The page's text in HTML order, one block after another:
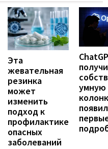
Эта
жевательная
резинка
может
изменить
подход к
профилактике
опасных
заболеваний
умную